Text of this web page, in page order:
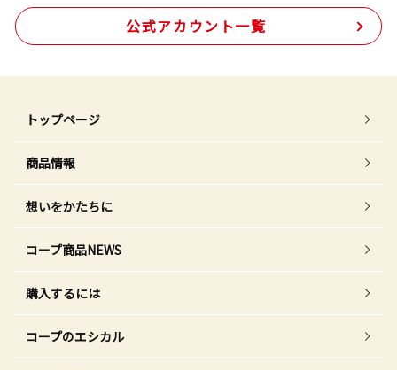
公式アカウント一覧
トップページ
商品情報
想いをかたちに
コープ商品NEWS
購入するには
コープのエシカル